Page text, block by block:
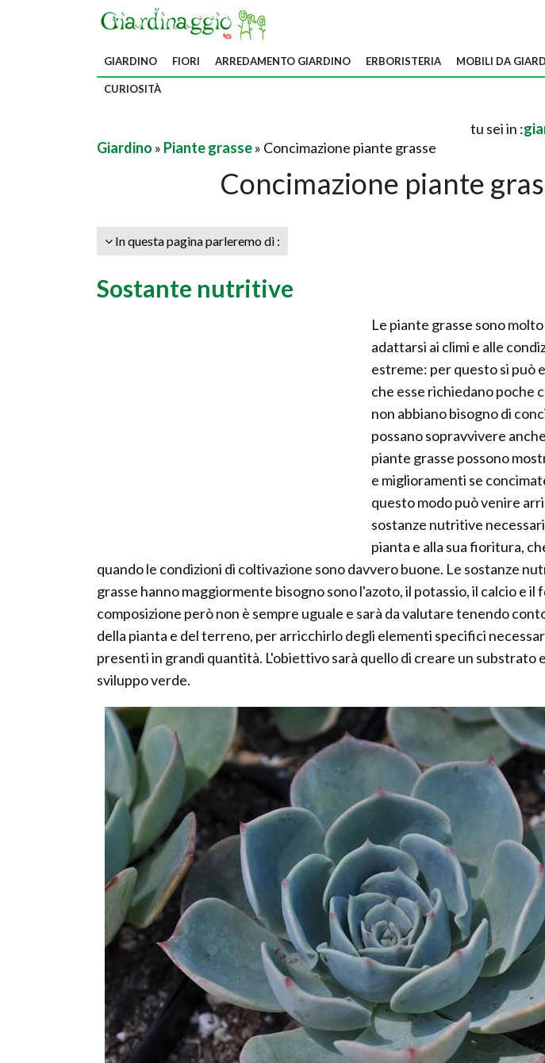
GIARDINO FIORI ARREDAMENTO GIARDINO ERBORISTERIA MOBILI DA
CURIOSITÀ
tu sei in :
Giardino » Piante grasse» Concimazione piante grasse
Concimazione piante
In questa pagina parleremo di :
Sostante nutritive
Le piante grasse sono
adattarsi ai climi e alle
estreme: per questo si può
che esse richiedano poche
non abbiano bisogno di
possano sopravvivere
piante grasse possono
e miglioramenti se
questo modo può venire
sostanze nutritive
pianta e alla sua fioritura,
quando le condizioni di coltivazione sono davvero buone. Le sostanze
grasse hanno maggiormente bisogno sono l'azoto, il potassio, il calcio e il
composizione però non è sempre uguale e sarà da valutare tenendo
della pianta e del terreno, per arricchirlo degli elementi specifici
presenti in grandi quantità. L'obiettivo sarà quello di creare un substrato
sviluppo verde.